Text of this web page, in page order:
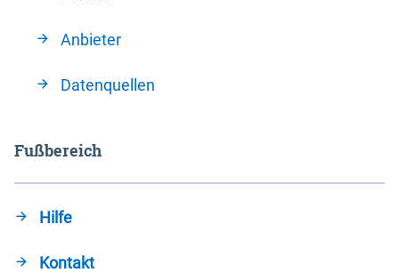
Anbieter
Datenquellen
Fußbereich
Hilfe
Kontakt